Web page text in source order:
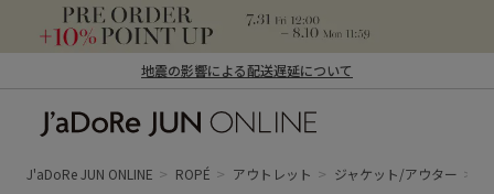
地震の影響による配送遅延について
ン オンライン）
J'aDoRe JUN ONLINE ROPÉ アウトレット ジャケット/アウター